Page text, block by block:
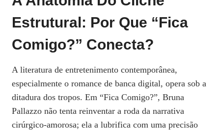
Estrutural: Por Que “Fica
Comigo?” Conecta?
A literatura de entretenimento contemporânea,
especialmente o romance de banca digital, opera sob a
ditadura dos tropos. Em “Fica Comigo?”, Bruna
Pallazzo não tenta reinventar a roda da narrativa
cirúrgico-amorosa; ela a lubrifica com uma precisão